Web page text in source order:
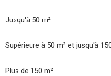
Jusqu'à 50 m²
Supérieure à 50 m² et jusqu'à
Plus de 150 m²